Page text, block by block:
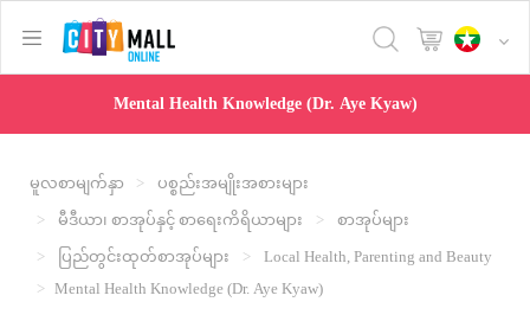
text.skipToContent
text.skipToNavigation
Mental Health Knowledge (Dr. Aye Kyaw)
မူလစာမျက်နှာ
ပစ္စည်းအမျိုးအစားများ
မီဒီယာ၊ စာအုပ်နှင့် စာရေးကိရိယာများ
စာအုပ်များ
ပြည်တွင်းထုတ်စာအုပ်များ
Local Health, Parenting and Beauty
Mental Health Knowledge (Dr. Aye Kyaw)